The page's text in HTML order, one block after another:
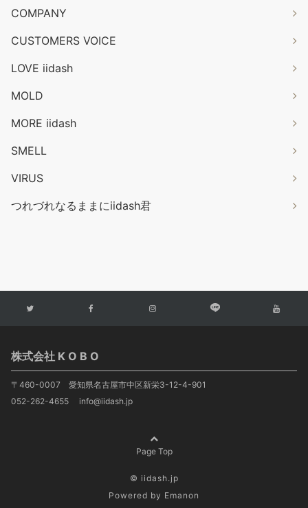
COMPANY
CUSTOMERS VOICE
LOVE iidash
MOLD
MORE iidash
SMELL
VIRUS
つれづれなるままにiidash君
株式会社 K O B O
〒460-0007 愛知県名古屋市中区新栄3-12-4-901
052-262-4655 info@iidash.jp
Page Top
© iidash.jp
Powered by Emanon